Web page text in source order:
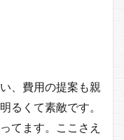
、費用の提案も親
るくて素敵です。
てます。ここさえ